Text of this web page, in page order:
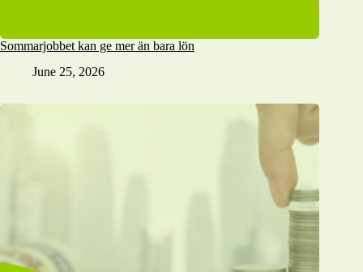
Sommarjobbet kan ge mer än bara lön
June 25, 2026